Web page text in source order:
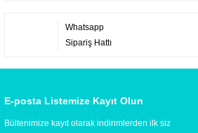
Whatsapp
Sipariş Hattı
E-posta Listemize Kayıt Olun
Bültenimize kayıt olarak indirimlerden ilk siz